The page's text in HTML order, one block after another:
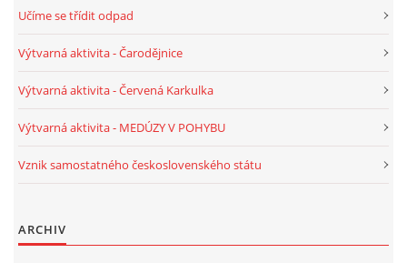
KALENDÁŘ PRO DĚTI
Učíme se třídit odpad
Výtvarná aktivita - Čarodějnice
Výtvarná aktivita - Červená Karkulka
Výtvarná aktivita - MEDÚZY V POHYBU
Vznik samostatného československého státu
ARCHIV